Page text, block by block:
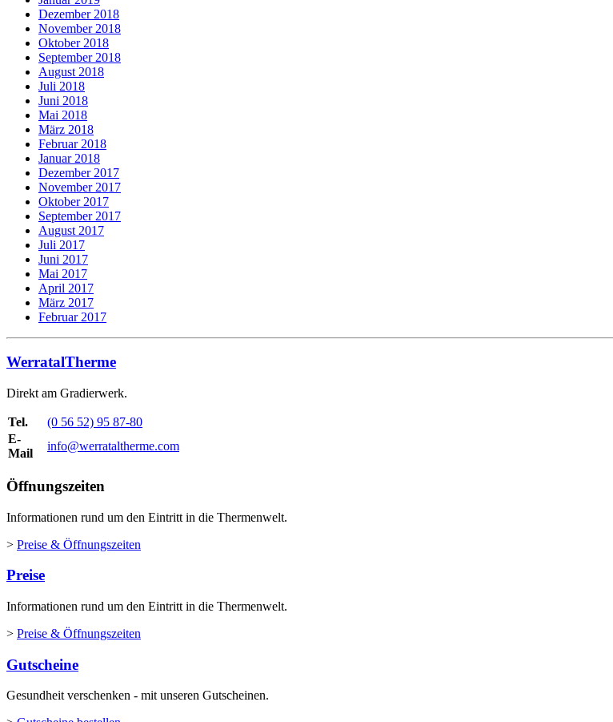
Dezember 2018
November 2018
Oktober 2018
September 2018
August 2018
Juli 2018
Juni 2018
Mai 2018
März 2018
Februar 2018
Januar 2018
Dezember 2017
November 2017
Oktober 2017
September 2017
August 2017
Juli 2017
Juni 2017
Mai 2017
April 2017
März 2017
Februar 2017
WerratalTherme
Direkt am Gradierwerk.
Tel.
(0 56 52) 95 87-80
E-
Mail
info@werrataltherme.com
Öffnungszeiten
Informationen rund um den Eintritt in die Thermenwelt.
> Preise & Öffnungszeiten
Preise
Informationen rund um den Eintritt in die Thermenwelt.
> Preise & Öffnungszeiten
Gutscheine
Gesundheit verschenken - mit unseren Gutscheinen.